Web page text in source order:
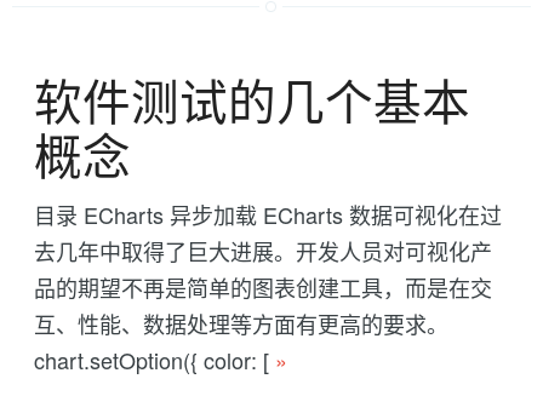
软件测试的几个基本
概念
目录 ECharts 异步加载 ECharts 数据可视化在过
去几年中取得了巨大进展。开发人员对可视化产
品的期望不再是简单的图表创建工具，而是在交
互、性能、数据处理等方面有更高的要求。
chart.setOption({ color: [ »